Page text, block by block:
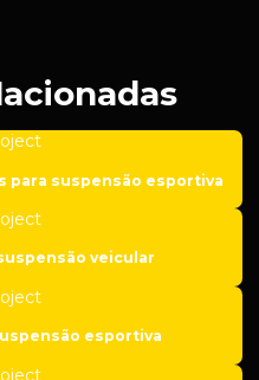
para suspensão esportiva
veicular
esportiva